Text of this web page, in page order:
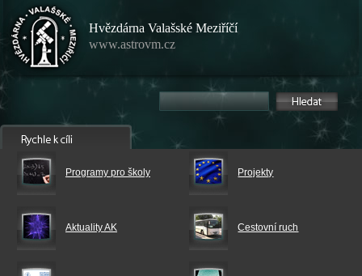
Hvězdárna Valašské Meziříčí
www.astrovm.cz
Programy pro školy Projekty
Aktuality AK Cestovní ruch